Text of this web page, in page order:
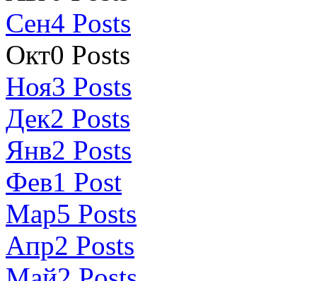
Сен4 Posts
Окт0 Posts
Ноя3 Posts
Дек2 Posts
Янв2 Posts
Фев1 Post
Мар5 Posts
Апр2 Posts